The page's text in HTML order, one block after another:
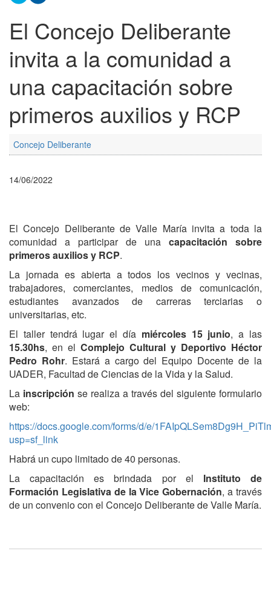
El Concejo Deliberante
invita a la comunidad a
una capacitación sobre
primeros auxilios y RCP
Concejo Deliberante
14/06/2022
El Concejo Deliberante de Valle María invita a toda la
comunidad a participar de una capacitación sobre
primeros auxilios y RCP.
La jornada es abierta a todos los vecinos y vecinas,
trabajadores, comerciantes, medios de comunicación,
estudiantes avanzados de carreras terciarias o
universitarias, etc.
El taller tendrá lugar el día miércoles 15 junio, a las
15.30hs, en el Complejo Cultural y Deportivo Héctor
Pedro Rohr. Estará a cargo del Equipo Docente de la
UADER, Facultad de Ciencias de la Vida y la Salud.
La inscripción se realiza a través del siguiente formulario
web:
https://docs.google.com/forms/d/e/
usp=sf_link
Habrá un cupo limitado de 40 personas.
La capacitación es brindada por el Instituto de
Formación Legislativa de la Vice Gobernación, a través
de un convenio con el Concejo Deliberante de Valle María.